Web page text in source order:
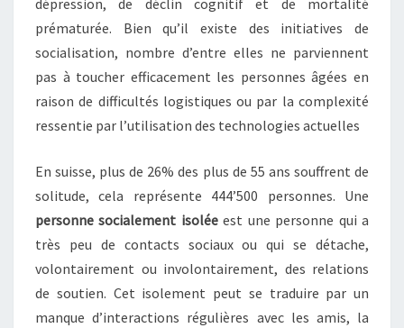
dépression, de déclin cognitif et de mortalité
prématurée. Bien qu’il existe des initiatives de
socialisation, nombre d’entre elles ne parviennent
pas à toucher efficacement les personnes âgées en
raison de difficultés logistiques ou par la complexité
ressentie par l’utilisation des technologies actuelles
En suisse, plus de 26% des plus de 55 ans souffrent de
solitude, cela représente 444’500 personnes. Une
personne socialement isoléeest une personne qui a
très peu de contacts sociaux ou qui se détache,
volontairement ou involontairement, des relations
de soutien. Cet isolement peut se traduire par un
manque d’interactions régulières avec les amis, la